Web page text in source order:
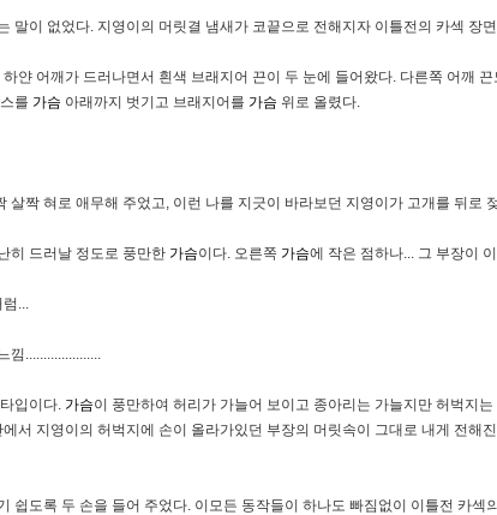
말이 없었다. 지영이의 머릿결 냄새가 코끝으로 전해지자 이틀전의 카섹 장
얀 어깨가 드러나면서 흰색 브래지어 끈이 두 눈에 들어왔다. 다른쪽 어깨 끈
를 가슴 아래까지 벗기고 브래지어를 가슴 위로 올렸다.
살짝 혀로 애무해 주었고, 이런 나를 지긋이 바라보던 지영이가 고개를 뒤로
히 드러날 정도로 풍만한 가슴이다. 오른쪽 가슴에 작은 점하나... 그 부장이
럼...
낌.....................
입이다. 가슴이 풍만하여 허리가 가늘어 보이고 종아리는 가늘지만 허벅지
서 지영이의 허벅지에 손이 올라가있던 부장의 머릿속이 그대로 내게 전해
쉽도록 두 손을 들어 주었다. 이모든 동작들이 하나도 빠짐없이 이틀전 카